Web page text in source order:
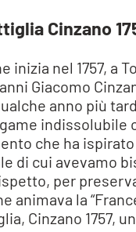
Cinzano
inizia nel 1757,
Giacomo
anno più
indissolubile
che ha
di cui avevamo
per
animava la
Cinzano 1757,